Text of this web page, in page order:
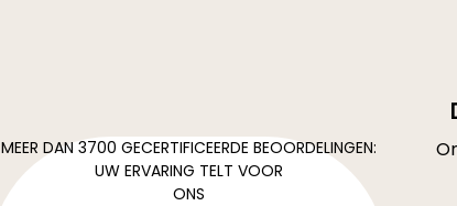
MEER DAN 3700 GECERTIFICEERDE BEOORDELINGEN:
UW ERVARING TELT VOOR
ONS